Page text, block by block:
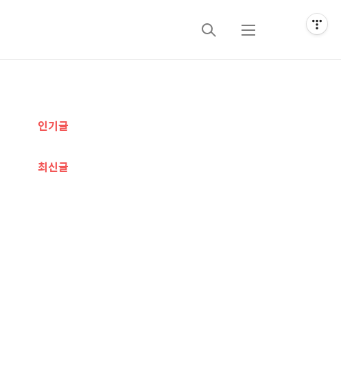
검
메
추
정
인기글
최신글